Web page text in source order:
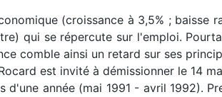
(croissance à 3,5% ;
qui se répercute sur l'emploi.
comble ainsi un retard sur ses
est invité à démissionner le 14
d'une année (mai 1991 - avril 1992).